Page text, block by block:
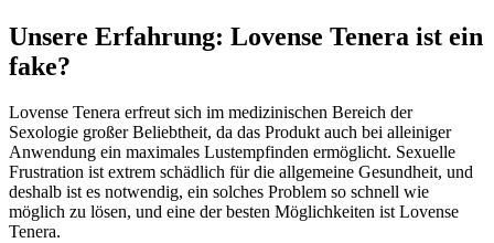
Unsere Erfahrung: Lovense Tenera ist ein
fake?
Lovense Tenera erfreut sich im medizinischen Bereich der
Sexologie großer Beliebtheit, da das Produkt auch bei alleiniger
Anwendung ein maximales Lustempfinden ermöglicht. Sexuelle
Frustration ist extrem schädlich für die allgemeine Gesundheit, und
deshalb ist es notwendig, ein solches Problem so schnell wie
möglich zu lösen, und eine der besten Möglichkeiten ist Lovense
Tenera.